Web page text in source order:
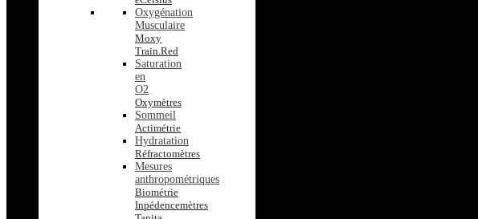
Oxygénation
Musculaire
Moxy
Train.Red
Saturation
en
O2
Oxymètres
Sommeil
Actimétrie
Hydratation
Réfractomètres
Mesures
anthropométriques
Biométrie
Inpédencemètres